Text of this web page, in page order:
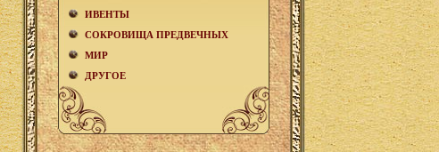
ИВЕНТЫ
СОКРОВИЩА ПРЕДВЕЧНЫХ
МИР
ДРУГОЕ